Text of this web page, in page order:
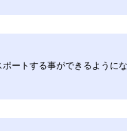
ートする事ができるように